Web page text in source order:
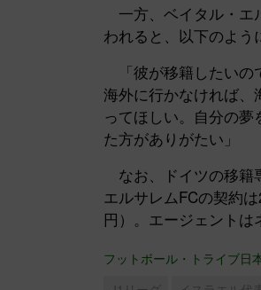
一方、ベイタル・エ
われると、以下のよう
「彼が移籍したいの
海外に行かなければ
ってほしい。自分の
た方がありがたい」
なお、ドイツの移籍
エルサレムFCの契約
円）。エージェントは
フットボール・トライブ日